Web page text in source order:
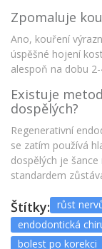
Zpomaluje
Ano, kouření
úspěšné hojení
alespoň na dobu
Existuje
dospělých?
Regenerativní
se zatím používá
dospělých je
standardem
Štítky: růst
endodontická
bolest po korekci